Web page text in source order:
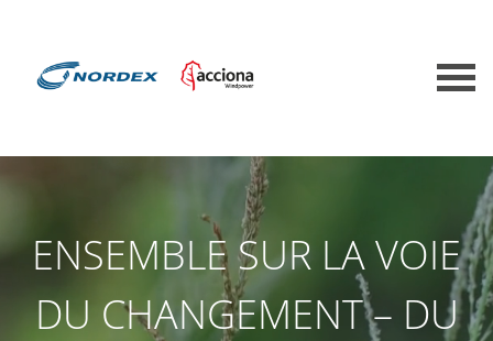
ENSEMBLE SUR LA VOIE
DU CHANGEMENT – DU